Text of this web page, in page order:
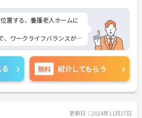
置する、養護老人ホームに
、ワークライフバランスが
、生活面の負担を軽減し、
ただけます♪
能なので通勤らくらくです
接対策ポイントなど、さら
無料 紹介してもらう
更新日：2024年11月27日